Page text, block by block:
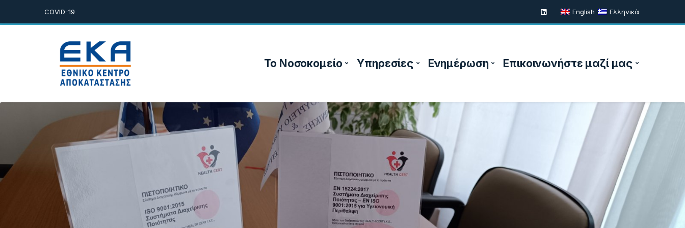
COVID-19 English Ελληνικά
Το Νοσοκομείο Υπηρεσίες Ενημέρωση Επικοινωνήστε μαζί μας